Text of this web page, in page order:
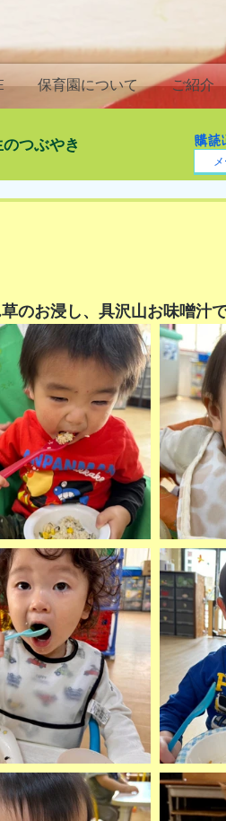
保育園について ご紹介
つぶやき
のお浸し、具沢山お味噌汁
購読